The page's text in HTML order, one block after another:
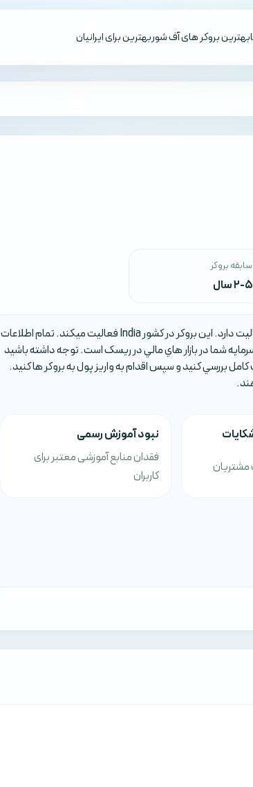
بهترین بروکر های آف شوربهترین برای ایرانیان
سابقه بروکر
2-5 سال
بروکر Fyers يکي از بروکر هاي فارکس است که حدود 2-5 سال تجربه فعاليت دارد. اين بروکر در کشور India فعاليت ميکند. تمام اطلاعات
شما در بازار هاي مالي در ريسک است. توجه داشته باشيد
بررسي کنيد و سپس اقدام به واريز پول به بروکر ها کنيد.
مشتریان
نبود آموزش رسمی
فقدان منابع آموزشی معتبر برای
کاربران